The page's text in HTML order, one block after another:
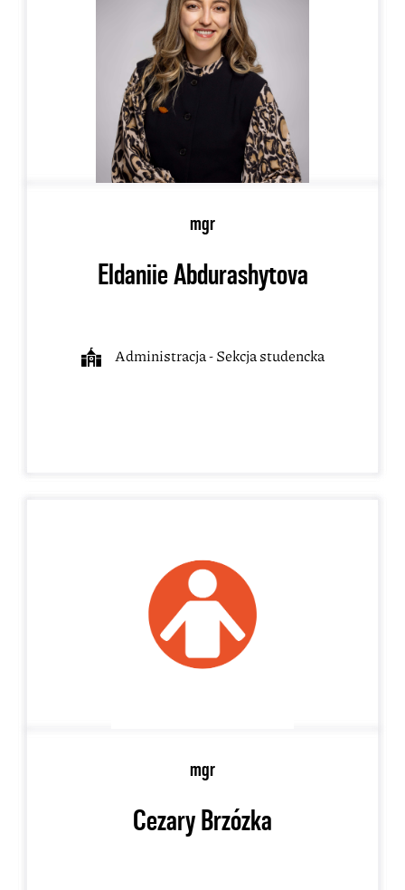
mgr
Eldaniie Abdurashytova
Administracja - Sekcja studencka
mgr
Cezary Brzózka